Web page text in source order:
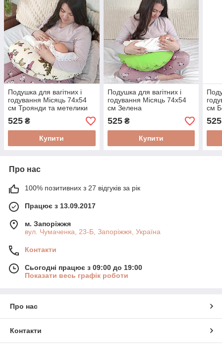
Подушка для вагітних і
годування Місяць 74х54
см Троянди та метелики
525 ₴
Купити
Подушка для вагітних і
годування Місяць 74х54
см Зелена
525₴
Купити
см
525
Про нас
100% позитивних з 27 відгуків за рік
Працює з 13.09.2017
м. Запоріжжя
вул. Чумаченка, 23-Б, Запоріжжя, Україна
Контакти
Сьогодні працює з 09:00 до 19:00
Показати весь графік роботи
Про нас
Контакти